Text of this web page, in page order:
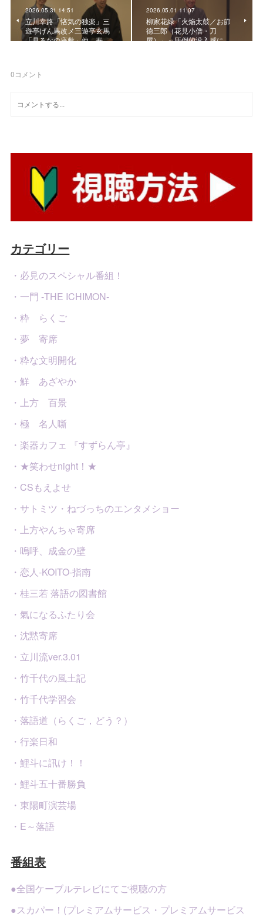
2026.05.31 14:51
立川幸路「悋気の独楽」三
遊亭げん馬改メ三遊亭玄馬
「見るなの座敷」他 寿…
2026.05.01 11:07
柳家花緑「火焔太鼓／お節
徳三郎（花見小僧・刀
屋）」～圧倒的没入感に…
0コメント
カテゴリー
・必見のスペシャル番組！
・一門 -THE ICHIMON-
・粋 らくご
・夢 寄席
・粋な文明開化
・鮮 あざやか
・上方 百景
・極 名人噺
・楽器カフェ 『すずらん亭』
・★笑わせnight！★
・CSもえよせ
・サトミツ・ねづっちのエンタメショー
・上方やんちゃ寄席
・嗚呼、成金の壁
・恋人-KOITO-指南
・桂三若 落語の図書館
・氣になるふたり会
・沈黙寄席
・立川流ver.3.01
・竹千代の風土記
・竹千代学習会
・落語道（らくご，どう？）
・行楽日和
・鯉斗に訊け！！
・鯉斗五十番勝負
・東陽町演芸場
・E～落語
番組表
●全国ケーブルテレビにてご視聴の方
●スカパー！(プレミアムサービス・プレミアムサービス